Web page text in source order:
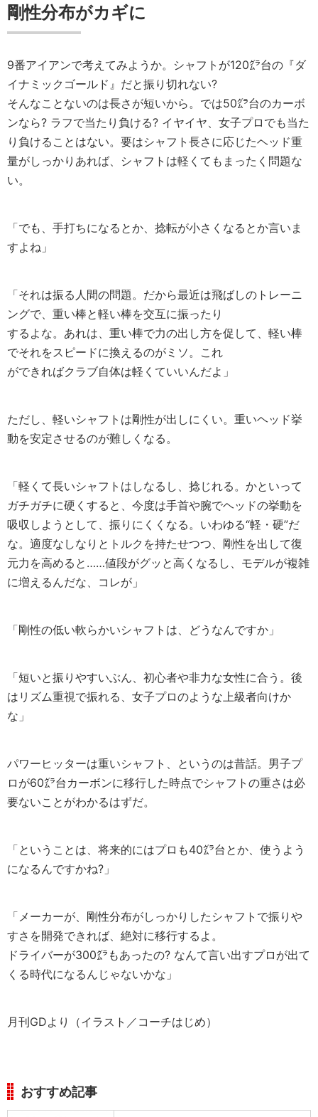
剛性分布がカギに
9番アイアンで考えてみようか。シャフトが120㌘台の『ダ
イナミックゴールド』だと振り切れない?
そんなことないのは長さが短いから。では50㌘台のカーボ
ンなら? ラフで当たり負ける? イヤイヤ、女子プロでも当た
り負けることはない。要はシャフト長さに応じたヘッド重
量がしっかりあれば、シャフトは軽くてもまったく問題な
い。
「でも、手打ちになるとか、捻転が小さくなるとか言いま
すよね」
「それは振る人間の問題。だから最近は飛ばしのトレーニ
ングで、重い棒と軽い棒を交互に振ったり
するよな。あれは、重い棒で力の出し方を促して、軽い棒
でそれをスピードに換えるのがミソ。これ
ができればクラブ自体は軽くていいんだよ」
ただし、軽いシャフトは剛性が出しにくい。重いヘッド挙
動を安定させるのが難しくなる。
「軽くて長いシャフトはしなるし、捻じれる。かといって
ガチガチに硬くすると、今度は手首や腕でヘッドの挙動を
吸収しようとして、振りにくくなる。いわゆる“軽・硬”だ
な。適度なしなりとトルクを持たせつつ、剛性を出して復
元力を高めると……値段がグッと高くなるし、モデルが複雑
に増えるんだな、コレが」
「剛性の低い軟らかいシャフトは、どうなんですか」
「短いと振りやすいぶん、初心者や非力な女性に合う。後
はリズム重視で振れる、女子プロのような上級者向けか
な」
パワーヒッターは重いシャフト、というのは昔話。男子プ
ロが60㌘台カーボンに移行した時点でシャフトの重さは必
要ないことがわかるはずだ。
「ということは、将来的にはプロも40㌘台とか、使うよう
になるんですかね?」
「メーカーが、剛性分布がしっかりしたシャフトで振りや
すさを開発できれば、絶対に移行するよ。
ドライバーが300㌘もあったの? なんて言い出すプロが出て
くる時代になるんじゃないかな」
月刊GDより（イラスト／コーチはじめ）
おすすめ記事